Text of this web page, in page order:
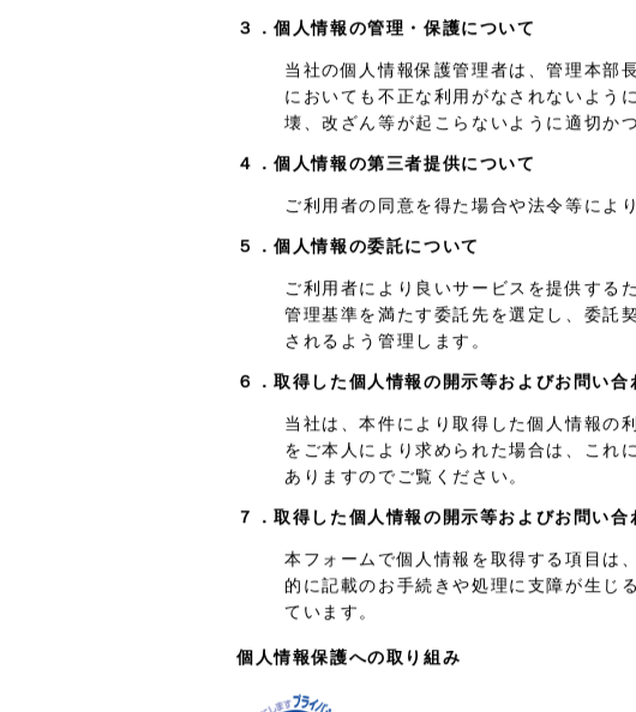
３．個人情報の管理・保護について
当社の個人情報保護管理者は、管理本部
においても不正な利用がなされないよう
壊、改ざん等が起こらないように適切か
４．個人情報の第三者提供について
ご利用者の同意を得た場合や法令等によ
５．個人情報の委託について
ご利用者により良いサービスを提供する
管理基準を満たす委託先を選定し、委託
されるよう管理します。
６．取得した個人情報の開示等およびお問い合
当社は、本件により取得した個人情報の
をご本人により求められた場合は、これ
ありますのでご覧ください。
７．取得した個人情報の開示等およびお問い合
本フォームで個人情報を取得する項目は
的に記載のお手続きや処理に支障が生じ
ています。
個人情報保護への取り組み